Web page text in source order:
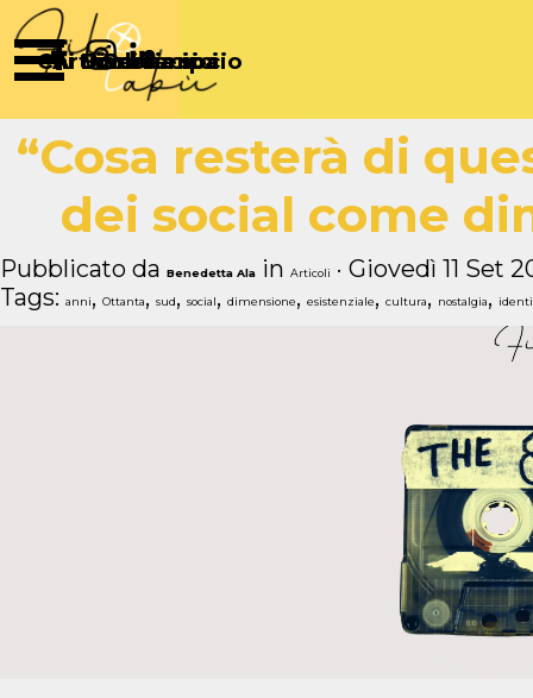
Vai ai contenuti
Salta menù
Chi Siamo
ArticoliPartecipa
Sostienici
Diventa socio
“Cosa resterà di
dei social come
Pubblicato da Benedetta Ala in Articoli
· Giovedì 11 Set
Tags: anni, Ottanta, sud, social, dimensione, esistenziale, cultura, nostalgia,